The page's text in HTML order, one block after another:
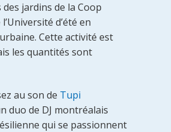
jardins de la Coop
d’été en
Cette activité est
les quantités sont
au son de Tupi
duo de DJ montréalais
qui se passionnent